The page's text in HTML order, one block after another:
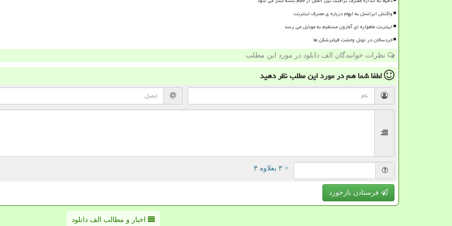
واکنش ایرانسل به ابهام درباره ی مصرف اینترنت
اینترنت ماهواره ای آمازون مستقیم به موبایل می رسد
خردسالان در تونل وحشت فیلترشکن ها
نظرات خوانندگان الف دانلود در مورد این مطلب
لطفا شما همدر مورد این مطلبنظر دهید
= ۳ بعلاوه ۳
فرستادن بازخورد
اخبار و مطالب الف دانلود